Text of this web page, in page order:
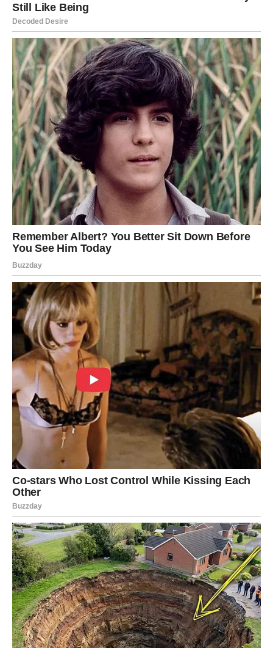
Za pripadnike znaka Raka, koji su poznati po tome da svoj mir
pronalaze u toplini doma i sigurnosti obitelji, dolazi period
dubokog olakšanja. Sve ono što vas je dugo brinulo —
zdravlje, financije, odnosi, stambena pitanja— polako se
povlači i rješava na način koji vam donosi sigurnost.
Anđeoska podrška u
porodičnoj sferi
Anđeli šalju Rakovima snažnu zaštitu, posebno u području
doma. Možda ćete primijetiti:
smirenje napetih odnosa u obitelji,
osjećaj sigurnosti koji niste dugo imali,
rješavanje dugotrajnih problema,
povratak topline i razumijevanja u domu.
Rakovi će osjetitiduševni mir
kakav dugo nisu imali. Mnogi
će se posvetiti uređenju prostora, stvaranju harmonične
atmosfere ili jačanju obiteljskih veza. Ovo je pravo vrijeme da
dopustite sebi da uživate u malim stvarima: zajedničkim
obrocima, tišini doma, razgovorima, nježnosti i ljubavi.
Ribe: Intuicija kao